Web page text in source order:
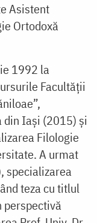
Asistent
Ortodoxă
1992 la
Facultății
din Iași (2015) și
Filologie
A urmat
specializarea
teza cu titlul
perspectivă